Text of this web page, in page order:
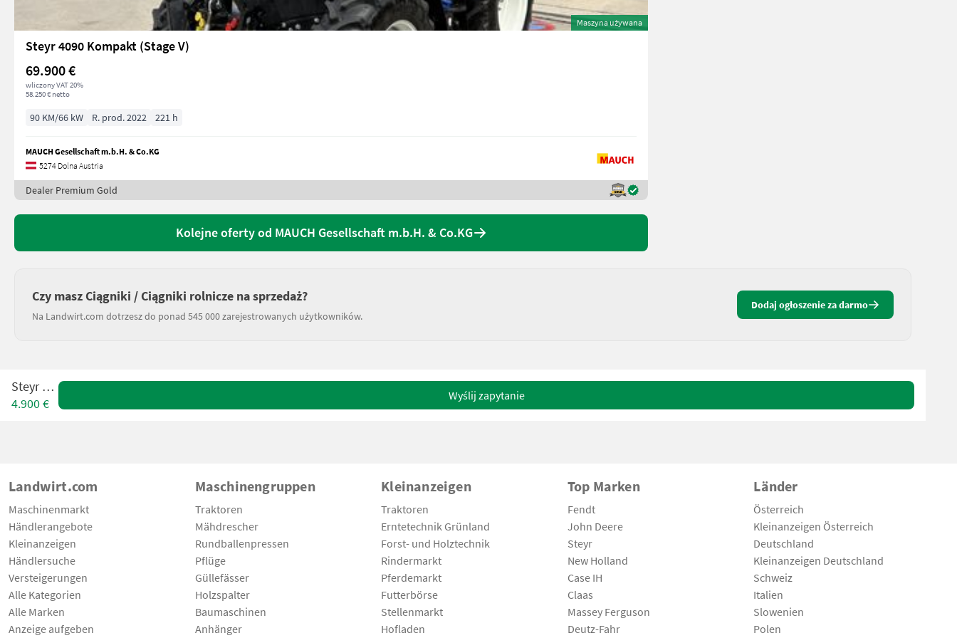
Maszyna używana
Steyr 4090 Kompakt (Stage V)
69.900 €
wliczony VAT 20%
58.250 € netto
90 KM/66 kW R. prod. 2022 221 h
MAUCH Gesellschaft m.b.H. & Co.KG
5274 Dolna Austria
Dealer Premium Gold
Kolejne oferty od MAUCH Gesellschaft m.b.H. & Co.KG
Czy masz Ciągniki / Ciągniki rolnicze na sprzedaż?
Na Landwirt.com dotrzesz do ponad 545 000 zarejestrowanych użytkowników.
Dodaj ogłoszenie za darmo
Steyr 540
4.900 €
Wyślij zapytanie
Landwirt.com
Maschinenmarkt
Händlerangebote
Kleinanzeigen
Händlersuche
Versteigerungen
Alle Kategorien
Alle Marken
Anzeige aufgeben
Maschinengruppen
Traktoren
Mähdrescher
Rundballenpressen
Pflüge
Güllefässer
Holzspalter
Baumaschinen
Anhänger
Kleinanzeigen
Traktoren
Erntetechnik Grünland
Forst- und Holztechnik
Rindermarkt
Pferdemarkt
Futterbörse
Stellenmarkt
Hofladen
Top Marken
Fendt
John Deere
Steyr
New Holland
Case IH
Claas
Massey Ferguson
Deutz-Fahr
Länder
Österreich
Kleinanzeigen Österreich
Deutschland
Kleinanzeigen Deutschland
Schweiz
Italien
Slowenien
Polen